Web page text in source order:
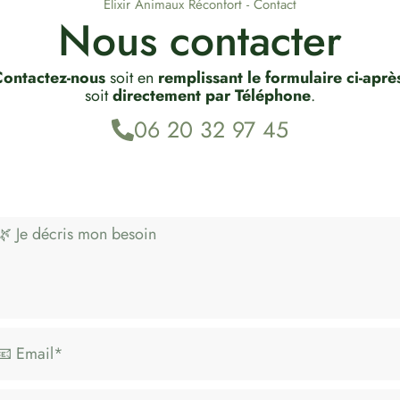
Elixir Animaux Réconfort - Contact
Nous contacter
noussoit en remplissant le formulaire ci-
soitdirectement par Téléphone.
06 20 32 97 45